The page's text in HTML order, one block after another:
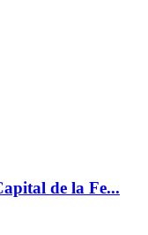
de la Fe...